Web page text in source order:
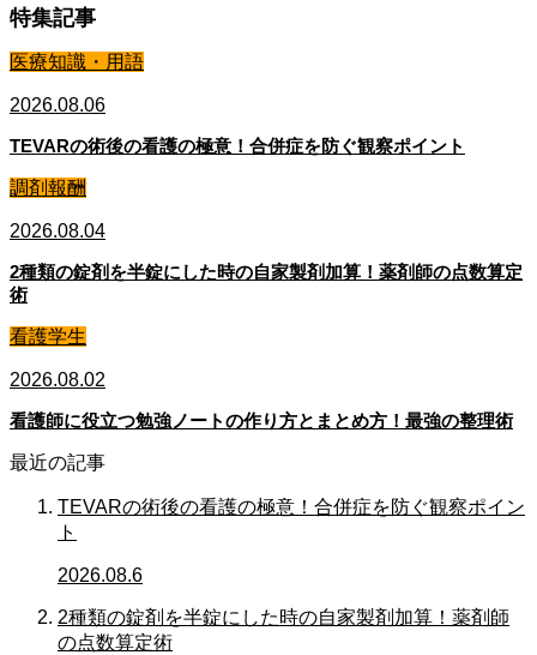
特集記事
医療知識・用語
2026.08.06
TEVARの術後の看護の極意！合併症を防ぐ観察ポイント
調剤報酬
2026.08.04
2種類の錠剤を半錠にした時の自家製剤加算！薬剤師の点数算定
術
看護学生
2026.08.02
看護師に役立つ勉強ノートの作り方とまとめ方！最強の整理術
最近の記事
TEVARの術後の看護の極意！合併症を防ぐ観察ポイン
ト
2026.08.6
2種類の錠剤を半錠にした時の自家製剤加算！薬剤師
の点数算定術